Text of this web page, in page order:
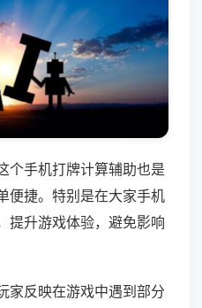
个手机打牌计算辅助也是
便捷。特别是在大家手机
提升游戏体验，避免影响
家反映在游戏中遇到部分